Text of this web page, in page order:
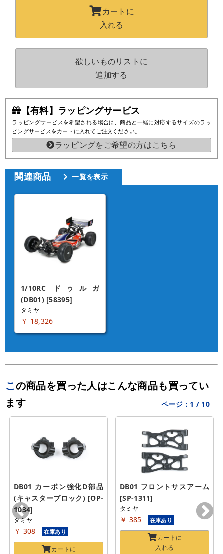
【有料】ラッピングサービス
ラッピングサービスを希望される場合は、商品と一緒に対応するサイズのラッ
ピングサービスをカートに入れてご注文ください。
ラッピングをご希望の方はこちら
カートに
入れる
欲しいものリストに
追加する
関連商品 一覧を表示
1/10RC ドゥルガ
(DB01) [58395]
タミヤ
￥ 18,326
この商品を買った人はこんな商品も買ってい
ます
ページ： 1 / 10
DB01 カーボン強化D部品
(キャスターブロック) [OP-
1034]
タミヤ
￥ 308 在庫あり
カートに
DB01 フロントサスアーム
[SP-1311]
タミヤ
￥ 385 在庫あり
カートに
入れる